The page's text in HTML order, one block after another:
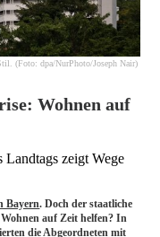
(Foto: dpa/NurPhoto/Joseph Nair)
Wohnen auf
Landtags zeigt Wege
Bayern. Doch der staatliche
auf Zeit helfen? In
die Abgeordneten mit